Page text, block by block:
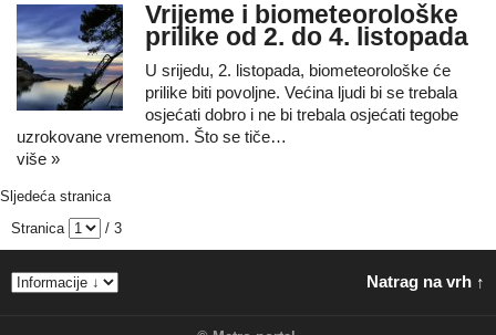
Vrijeme i biometeorološke
prilike od 2. do 4. listopada
U srijedu, 2. listopada, biometeorološke će
prilike biti povoljne. Većina ljudi bi se trebala
osjećati dobro i ne bi trebala osjećati tegobe
uzrokovane vremenom. Što se tiče…
više »
Sljedeća stranica
Stranica
/ 3
Natrag na vrh ↑